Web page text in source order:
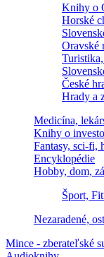
Knihy o
Horské
Oravské
České
Hrady a
Medicína,
Knihy o
Fantasy, sci-fi,
Encyklopédie
Hobby, dom,
Šport,
Nezaradené,
Mince - zberateľské